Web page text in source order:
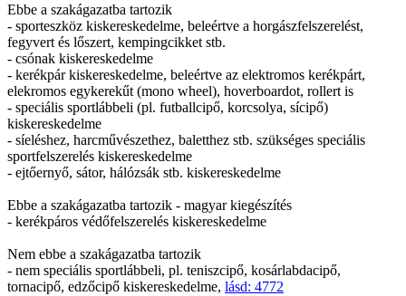
Ebbe a szakágazatba tartozik
- sporteszköz kiskereskedelme, beleértve a horgászfelszerelést,
fegyvert és lőszert, kempingcikket stb.
- csónak kiskereskedelme
- kerékpár kiskereskedelme, beleértve az elektromos kerékpárt,
elekromos egykerekűt (mono wheel), hoverboardot, rollert is
- speciális sportlábbeli (pl. futballcipő, korcsolya, sícipő)
kiskereskedelme
- síeléshez, harcművészethez, baletthez stb. szükséges speciális
sportfelszerelés kiskereskedelme
- ejtőernyő, sátor, hálózsák stb. kiskereskedelme
Ebbe a szakágazatba tartozik - magyar kiegészítés
- kerékpáros védőfelszerelés kiskereskedelme
Nem ebbe a szakágazatba tartozik
- nem speciális sportlábbeli, pl. teniszcipő, kosárlabdacipő,
tornacipő, edzőcipő kiskereskedelme, lásd: 4772